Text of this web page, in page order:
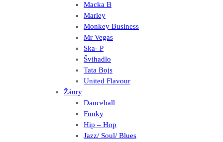
Macka B
Marley
Monkey Business
Mr Vegas
Ska- P
Švihadlo
Tata Bojs
United Flavour
Žánry
Dancehall
Funky
Hip – Hop
Jazz/ Soul/ Blues